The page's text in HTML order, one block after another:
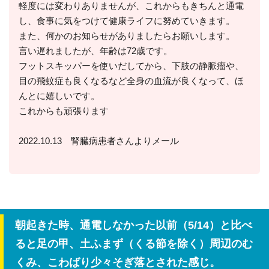
軽度には変わりありませんが、これからもきちんと通電
し、食事に気をつけて健康ライフに努めていきます。
また、何かのお知らせがありましたらお願いします。
言い遅れましたが、年齢は72歳です。
フットスキッパーを使いだしてから、下肢の静脈瘤や、
目の飛蚊症も良くなるなど全身の血流が良くなって、ほ
んとに嬉しいです。
これからも頑張ります
2022.10.13 腎臓病患者さんよりメール
朝起きた時、通電しなかった以前（5/14）と比べ
ると足の甲、土ふまず（くる節を除く）周辺のむ
くみ、こわばり少々そぎ落とされた感じ。